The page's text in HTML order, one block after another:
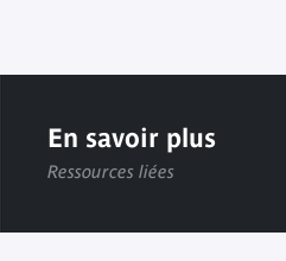
En savoir plus
Ressources liées